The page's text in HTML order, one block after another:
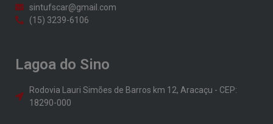
sintufscar@gmail.com
(15) 3239-6106
Lagoa do Sino
Rodovia Lauri Simões de Barros km 12, Aracaçu - CEP:
18290-000